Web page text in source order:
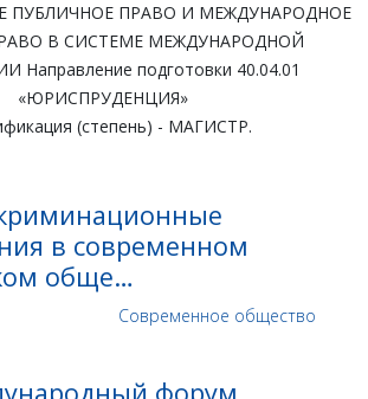
ПУБЛИЧНОЕ ПРАВО И МЕЖДУНАРОДНОЕ
В СИСТЕМЕ МЕЖДУНАРОДНОЙ
Направление подготовки 40.04.01
«ЮРИСПРУДЕНЦИЯ»
(степень) - МАГИСТР.
в современном
обще…